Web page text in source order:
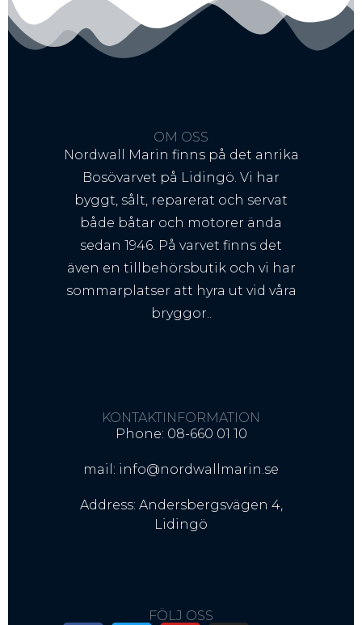
OM OSS
Nordwall Marin finns på det anrika
Bosövarvet på Lidingö. Vi har
byggt, sålt, reparerat och servat
både båtar och motorer ända
sedan 1946. På varvet finns det
även en tillbehörsbutik och vi har
sommarplatser att hyra ut vid våra
bryggor..
KONTAKTINFORMATION
Phone: 08-660 01 10
mail: info@nordwallmarin.se
Address: Andersbergsvägen 4,
Lidingö
FÖLJ OSS